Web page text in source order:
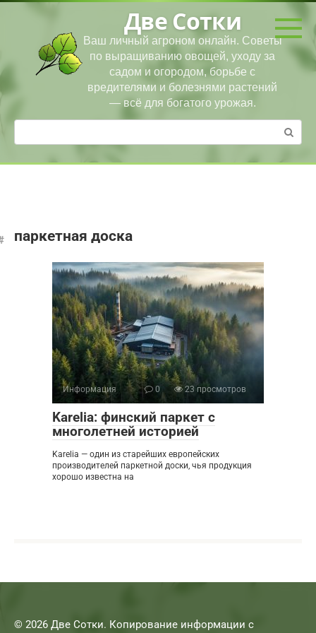
Перейти
Две Сотки
Ваш личный агроном онлайн. Советы
по выращиванию овощей, уходу за
садом и огородом, борьбе с
вредителями и болезнями растений
— всё для богатого урожая.
Поиск:
паркетная доска
Информация 0 23 просмотров
Karelia: финский паркет с
многолетней историей
Karelia — один из старейших европейских
производителей паркетной доски, чья продукция
хорошо известна на
© 2026 Две Сотки. Копирование информации с